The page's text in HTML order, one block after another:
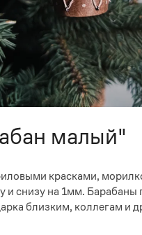
малый"
красками,
и снизу на 1мм.
близким, коллегам и